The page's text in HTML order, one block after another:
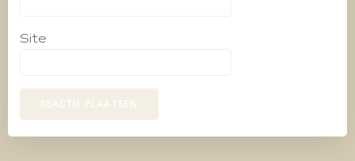
Site